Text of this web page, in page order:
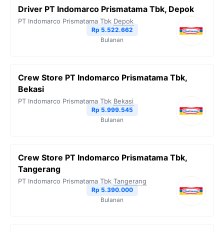
o
e
r
A
i
n
k
Driver PT Indomarco Prismatama Tbk, Depok
PT Indomarco Prismatama Tbk Depok
Rp 5.522.662
Bulanan
Crew Store PT Indomarco Prismatama Tbk,
Bekasi
PT Indomarco Prismatama Tbk Bekasi
Rp 5.999.545
Bulanan
Crew Store PT Indomarco Prismatama Tbk,
Tangerang
PT Indomarco Prismatama Tbk Tangerang
Rp 5.390.000
Bulanan